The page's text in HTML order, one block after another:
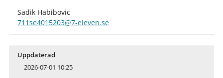
Sadik Habibovic
711se4015203@7-eleven.se
Uppdaterad
2026-07-01 10:25